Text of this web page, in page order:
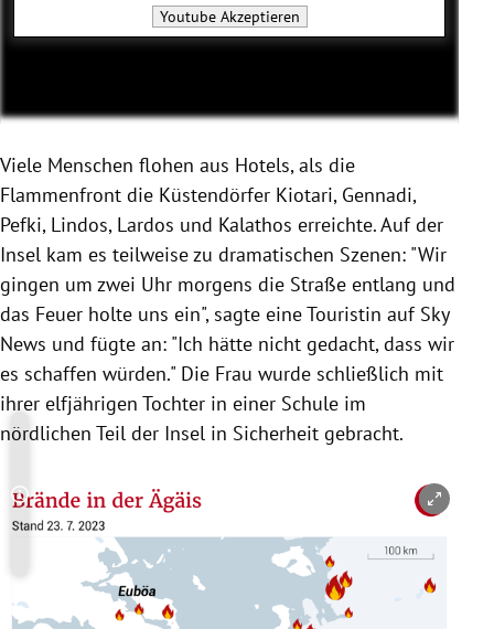
YoutubeAkzeptieren
Viele Menschen flohen aus Hotels, als die
Flammenfront die Küstendörfer Kiotari, Gennadi,
Pefki, Lindos, Lardos und Kalathos erreichte. Auf der
Insel kam es teilweise zu dramatischen Szenen: "Wir
gingen um zwei Uhr morgens die Straße entlang und
das Feuer holte uns ein", sagte eine Touristin auf Sky
News und fügte an: "Ich hätte nicht gedacht, dass wir
es schaffen würden." Die Frau wurde schließlich mit
ihrer elfjährigen Tochter in einer Schule im
nördlichen Teil der Insel in Sicherheit gebracht.
Copyright-Hinweis öffnen/schließen